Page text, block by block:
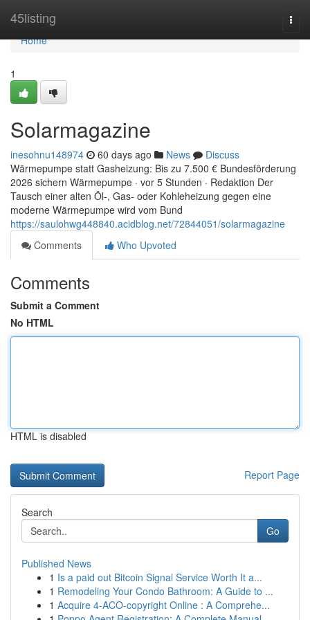
45listing
Home
Home
1
Solarmagazine
inesohnu148974 60 days ago News
Discuss
Wärmepumpe statt Gasheizung: Bis zu 7.500 € Bundesförderung
2026 sichern Wärmepumpe · vor 5 Stunden · Redaktion Der
Tausch einer alten Öl-, Gas- oder Kohleheizung gegen eine
moderne Wärmepumpe wird vom Bund
https://saulohwg448840.acidblog.net/72844051/solarmagazine
Comments
Who Upvoted
Comments
Submit a Comment
No HTML
HTML is disabled
Report Page
Search
Go
Published News
1 Is a paid out Bitcoin Signal Service Worth It a...
1 Remodeling Your Condo Bathroom: A Guide to ...
1 Acquire 4-ACO-copyright Online : A Comprehe...